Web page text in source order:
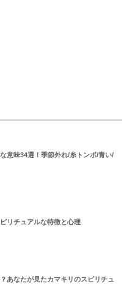
意味34選！季節外れ/糸トンボ/青い/
リチュアルな特徴と心理
あなたが見たカマキリのスピリチュ